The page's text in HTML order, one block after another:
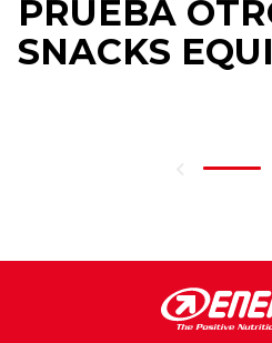
PRUEBA
SNACKS